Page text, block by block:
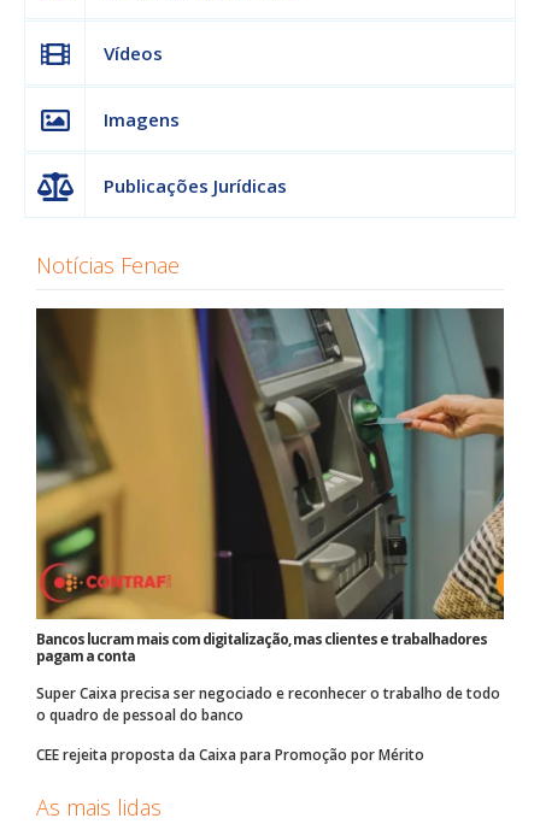
Vídeos
Imagens
Publicações Jurídicas
Notícias Fenae
Bancos lucram mais com digitalização, mas clientes e trabalhadores
pagam a conta
Super Caixa precisa ser negociado e reconhecer o trabalho de todo
o quadro de pessoal do banco
CEE rejeita proposta da Caixa para Promoção por Mérito
As mais lidas